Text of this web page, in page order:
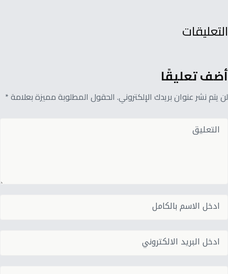
التعليقات
أضف تعليقًا
لن يتم نشر عنوان بريدك الإلكتروني. الحقول المطلوبة مميزة بعلامة *